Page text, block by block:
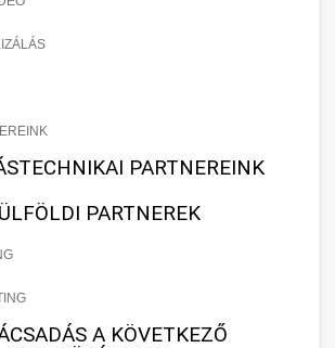
PARTNEREINK
PARTNEREK
A KÖVETKEZŐ